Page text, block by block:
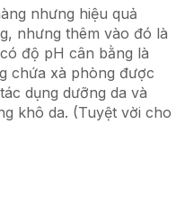
nhưng hiệu quả
nhưng thêm vào đó là
độ pH cân bằng là
chứa xà phòng được
dụng dưỡng da và
khô da. (Tuyệt vời cho